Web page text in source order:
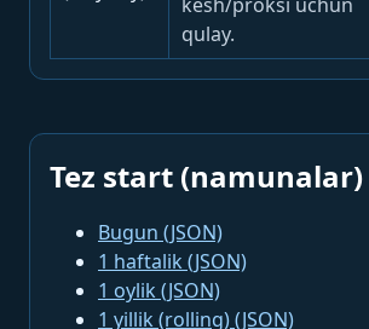
qulay.
Tez start (namunalar)
Bugun (JSON)
1 haftalik (JSON)
1 oylik (JSON)
1 yillik (rolling) (JSON)